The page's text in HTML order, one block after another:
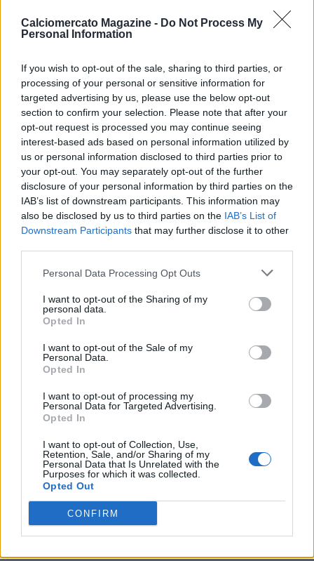
Calciomercato Magazine - Do Not Process My
Personal Information
If you wish to opt-out of the sale, sharing to third parties, or
processing of your personal or sensitive information for
targeted advertising by us, please use the below opt-out
section to confirm your selection. Please note that after your
opt-out request is processed you may continue seeing
interest-based ads based on personal information utilized by
us or personal information disclosed to third parties prior to
your opt-out. You may separately opt-out of the further
disclosure of your personal information by third parties on the
IAB’s list of downstream participants. This information may
also be disclosed by us to third parties on the IAB’s List of
Downstream Participants that may further disclose it to other
Personal Data Processing Opt Outs
I want to opt-out of the Sharing of my
personal data.
Opted In
I want to opt-out of the Sale of my
Personal Data.
Opted In
I want to opt-out of processing my
Personal Data for Targeted Advertising.
Opted In
I want to opt-out of Collection, Use,
Retention, Sale, and/or Sharing of my
Personal Data that Is Unrelated with the
Purposes for which it was collected.
Opted Out
CONFIRM
festeggiamenti in Arabia, ma ora la squadra è quadrata e sa
cosa deve fare con questo nuovo assetto tattico. A Cremona
Napoli ha concesso veramente poco alle avversarie. Hojlund e
Neres sono in grande crescita, Lang sta migliorando ma potrà
fare molto di più. Attendiamo poi dei rientri importanti, la
squadra è destinata a migliorare. Insigne con la Lazio contro il
Napoli? Le probabilità sono molto alte. La Lazio dovrà fare un
mercato importante dopo lo stop estivo, la società dovrà
accontentare Sarri".